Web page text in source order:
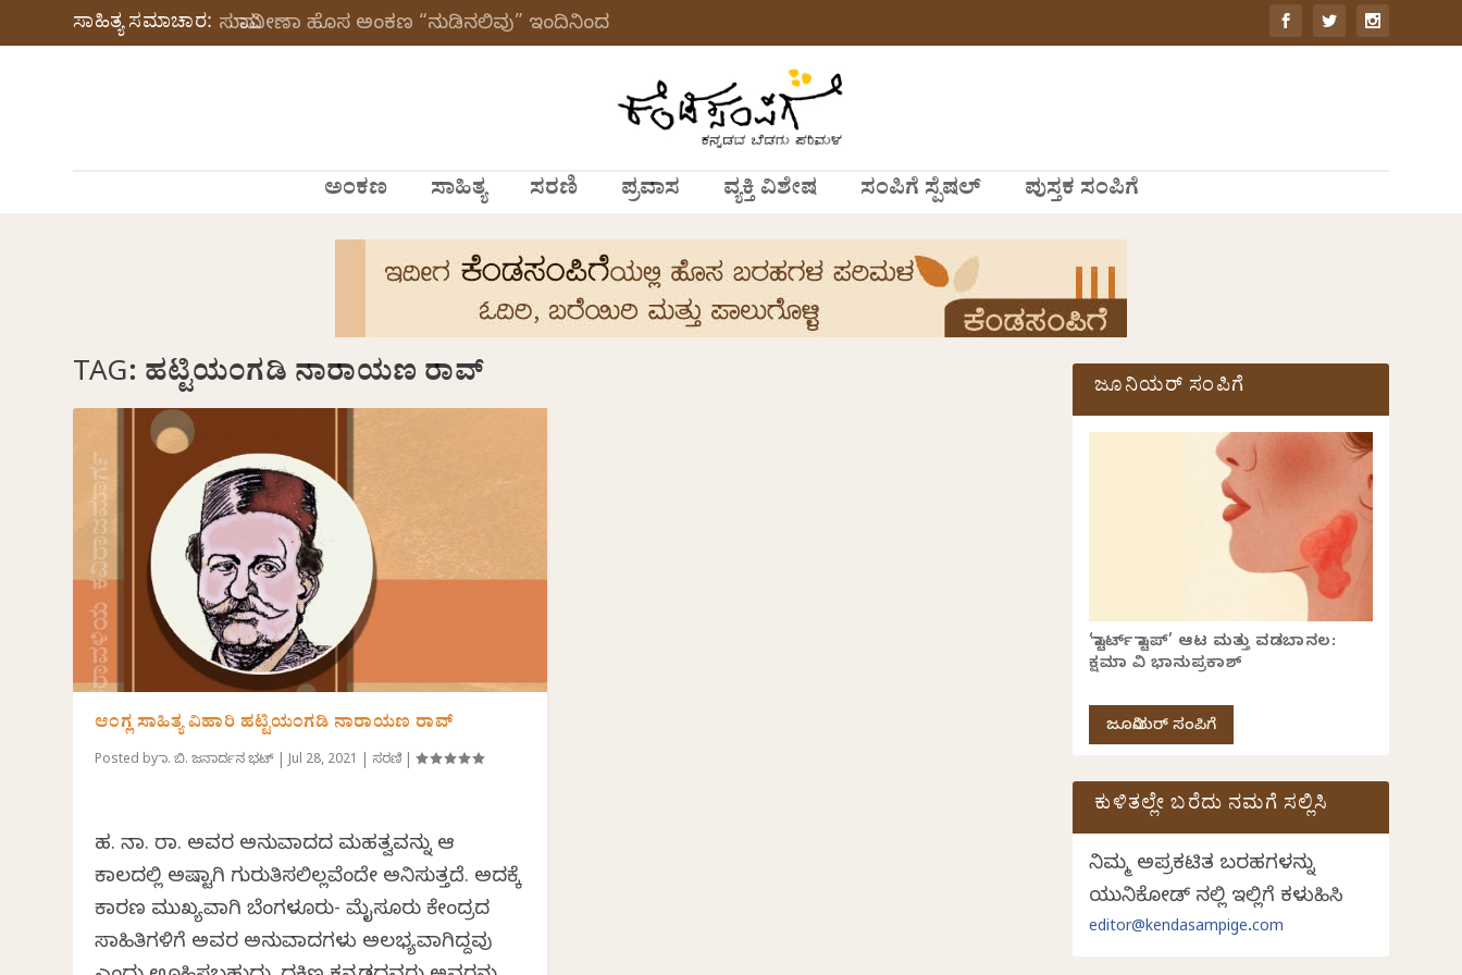
ಸಾಹಿತ್ಯ ಸಮಾಚಾರ: ಸುಮಾವೀಣಾ ಹೊಸ ಅಂಕಣ “ನುಡಿನಲಿವು” ಇಂದಿನಿಂದ
ಅಂಕಣ ಸಾಹಿತ್ಯ ಸರಣಿ ಪ್ರವಾಸ ವ್ಯಕ್ತಿ ವಿಶೇಷ ಸಂಪಿಗೆ ಸ್ಪೆಷಲ್ ಪುಸ್ತಕ ಸಂಪಿಗೆ
TAG: ಹಟ್ಟಿಯಂಗಡಿ ನಾರಾಯಣ ರಾವ್
ಆಂಗ್ಲ ಸಾಹಿತ್ಯ ವಿಹಾರಿ ಹಟ್ಟಿಯಂಗಡಿ ನಾರಾಯಣ ರಾವ್
Posted byಡಾ. ಬಿ. ಜನಾರ್ದನ ಭಟ್ |Jul 28, 2021 ಸರಣಿ |
ಹ. ನಾ. ರಾ. ಅವರ ಅನುವಾದದ ಮಹತ್ವವನ್ನು ಆ
ಕಾಲದಲ್ಲಿ ಅಷ್ಟಾಗಿ ಗುರುತಿಸಲಿಲ್ಲವೆಂದೇ ಅನಿಸುತ್ತದೆ. ಅದಕ್ಕೆ
ಕಾರಣ ಮುಖ್ಯವಾಗಿ ಬೆಂಗಳೂರು- ಮೈಸೂರು ಕೇಂದ್ರದ
ಸಾಹಿತಿಗಳಿಗೆ ಅವರ ಅನುವಾದಗಳು ಅಲಭ್ಯವಾಗಿದ್ದವು
ಜೂನಿಯರ್ ಸಂಪಿಗೆ
‘ಸ್ಟಾರ್ಟ್ ಸ್ಟಾಪ್’ ಆಟ ಮತ್ತು ವಡಬಾನಲ:
ಕ್ಷಮಾ ವಿ ಭಾನುಪ್ರಕಾಶ್
ಜೂನಿಯರ್ ಸಂಪಿಗೆ
ಕುಳಿತಲ್ಲೇ ಬರೆದು ನಮಗೆ ಸಲ್ಲಿಸಿ
ನಿಮ್ಮ ಅಪ್ರಕಟಿತ ಬರಹಗಳನ್ನು
ಯುನಿಕೋಡ್ ನಲ್ಲಿ ಇಲ್ಲಿಗೆ ಕಳುಹಿಸಿ
editor@kendasampige.com